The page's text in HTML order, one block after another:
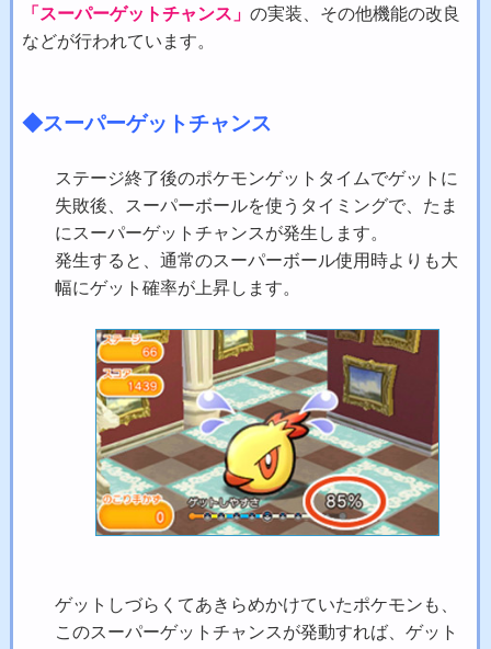
「スーパーゲットチャンス」の実装、その他機能の改良
などが行われています。
◆スーパーゲットチャンス
ステージ終了後のポケモンゲットタイムでゲットに
失敗後、スーパーボールを使うタイミングで、たま
にスーパーゲットチャンスが発生します。
発生すると、通常のスーパーボール使用時よりも大
幅にゲット確率が上昇します。
ゲットしづらくてあきらめかけていたポケモンも、
このスーパーゲットチャンスが発動すれば、ゲット